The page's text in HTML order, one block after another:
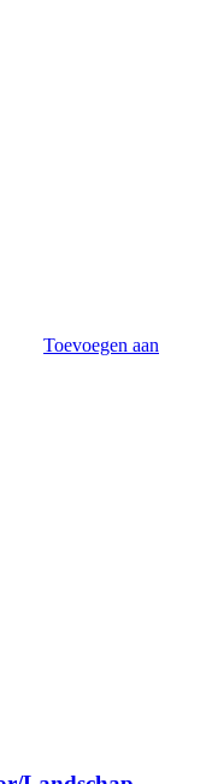
Toevoegen aan